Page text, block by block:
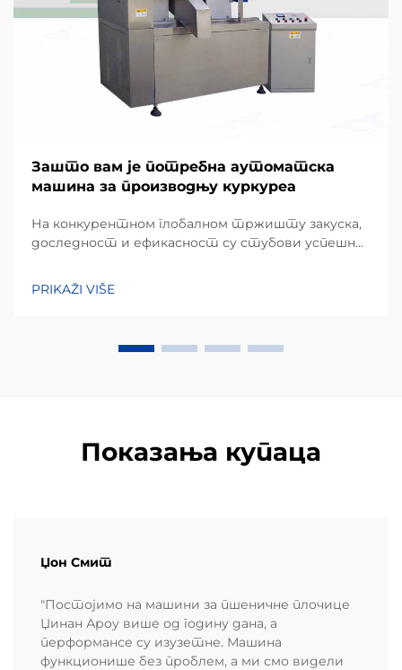
Зашто вам је потребна аутоматска
машина за производњу куркуреа
На конкурентном глобалном тржишту закуска,
доследност и ефикасност су стубови успешног
врста екструдиране кукурузне закуске позната
по свом јединственом неправилном облику и
PRIKAŽI VIŠE
Показања купаца
Џон Смит
"Постојимо на машини за пшеничне плочице
Џинан Ароу више од годину дана, а
перформансе су изузетне. Машина
функционише без проблем, а ми смо видели